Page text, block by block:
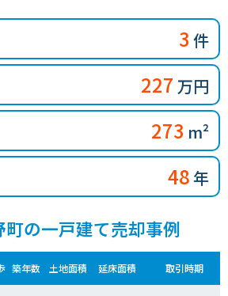
3 件
227 万円
273 m²
48年
の一戸建て売却事例
築年数 土地面積 延床面積 取引時期